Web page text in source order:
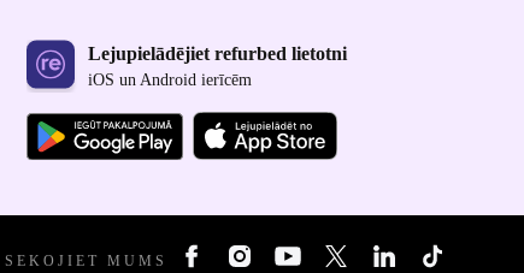
Lejupielādējiet refurbed lietotni
iOS un Android ierīcēm
SEKOJIET MUMS